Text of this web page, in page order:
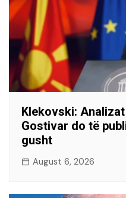
Klekovski:
Gostivar do të
gusht
August 6, 2026